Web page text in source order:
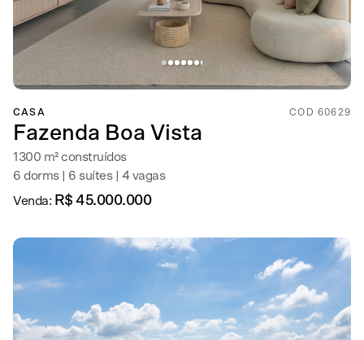
CASA COD 60629
Fazenda Boa Vista
1300 m² construídos
6 dorms | 6 suítes | 4 vagas
Venda: R$ 45.000.000